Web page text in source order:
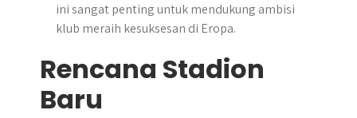
ini sangat penting untuk mendukung ambisi
klub meraih kesuksesan di Eropa.
Rencana Stadion
Baru